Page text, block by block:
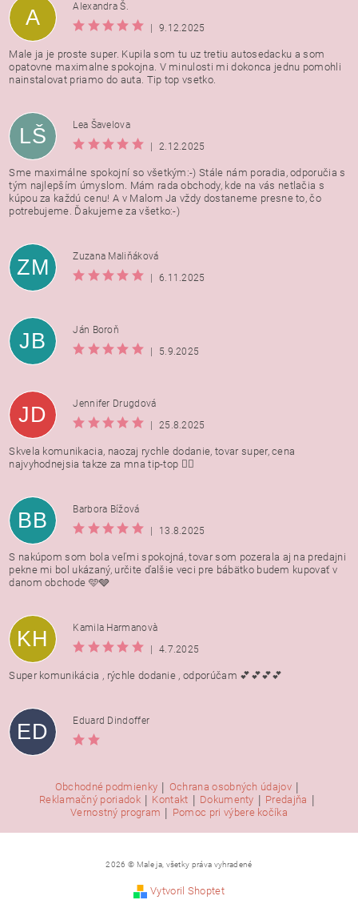
A
Alexandra Š.
|
9.12.2025
Male ja je proste super. Kupila som tu uz tretiu autosedacku a som
opatovne maximalne spokojna. V minulosti mi dokonca jednu pomohli
nainstalovat priamo do auta. Tip top vsetko.
LŠ
Lea Šavelova
|
2.12.2025
Sme maximálne spokojní so všetkým:-) Stále nám poradia, odporučia s
tým najlepším úmyslom. Mám rada obchody, kde na vás netlačia s
kúpou za každú cenu! A v Malom Ja vždy dostaneme presne to, čo
potrebujeme. Ďakujeme za všetko:-)
ZM
Zuzana Maliňáková
|
6.11.2025
JB
Ján Boroň
|
5.9.2025
JD
Jennifer Drugdová
|
25.8.2025
Skvela komunikacia, naozaj rychle dodanie, tovar super, cena
najvyhodnejsia takze za mna tip-top 👍🏻
BB
Barbora Bížová
|
13.8.2025
S nakúpom som bola veľmi spokojná, tovar som pozerala aj na predajni
pekne mi bol ukázaný, určite ďalšie veci pre bábätko budem kupovať v
danom obchode 🩵🩶
KH
Kamila Harmanovà
|
4.7.2025
Super komunikácia , rýchle dodanie , odporúčam 💕💕💕💕
ED Eduard Dindoffer
Obchodné podmienky | Ochrana osobných údajov |
Reklamačný poriadok | Kontakt | Dokumenty | Predajňa |
Vernostný program | Pomoc pri výbere kočíka
2026 © Male ja, všetky práva vyhradené
Vytvoril Shoptet